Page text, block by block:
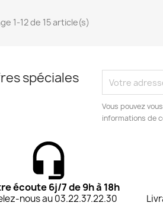
1-12 de 15 article(s)
spéciales
Vous pouvez
informations de
écoute 6j/7 de 9h à 18h
nous au 03.22.37.22.30